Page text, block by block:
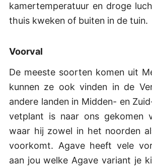
kamertemperatuur en droge
thuis kweken of buiten in de tuin.
Voorval
De meeste soorten komen uit
kunnen ze ook vinden in de
andere landen in Midden- en
vetplant is naar ons gekomen
waar hij zowel in het noorden
voorkomt. Agave heeft vele
aan jou welke Agave variant je